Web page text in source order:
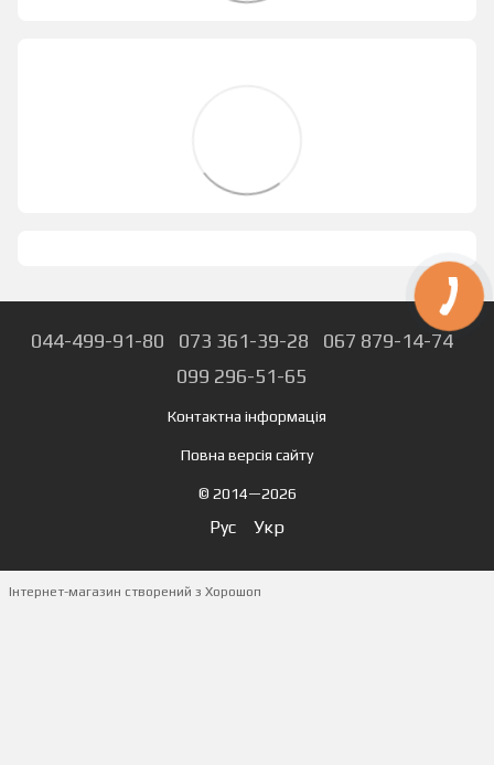
044-499-91-80 073 361-39-28
067 879-14-74
099 296-51-65
Контактна інформація
Повна версія сайту
© 2014—2026
Рус Укр
Інтернет-магазин створений з Хорошоп